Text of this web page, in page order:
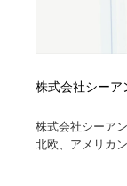
株式会社シーア
株式会社シーア
北欧、アメリカ